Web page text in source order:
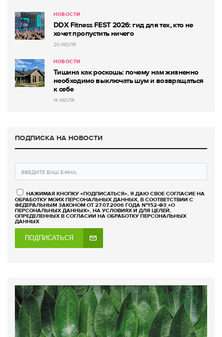
НОВОСТИ
DDX Fitness FEST 2026: гид для тех, кто не
хочет пропустить ничего
20 ИЮЛЯ
НОВОСТИ
Тишина как роскошь: почему нам жизненно
необходимо выключать шум и возвращаться
к себе
14 ИЮЛЯ
ПОДПИСКА НА НОВОСТИ
НАЖИМАЯ КНОПКУ «ПОДПИСАТЬСЯ», Я ДАЮ СВОЕ СОГЛАСИЕ НА
ОБРАБОТКУ МОИХ ПЕРСОНАЛЬНЫХ ДАННЫХ, В СООТВЕТСТВИИ С
ФЕДЕРАЛЬНЫМ ЗАКОНОМ ОТ 27.07.2006 ГОДА №152-ФЗ «О
ПЕРСОНАЛЬНЫХ ДАННЫХ», НА УСЛОВИЯХ И ДЛЯ ЦЕЛЕЙ,
ОПРЕДЕЛЕННЫХ В СОГЛАСИИ НА ОБРАБОТКУ ПЕРСОНАЛЬНЫХ
ДАННЫХ
ПОДПИСАТЬСЯ